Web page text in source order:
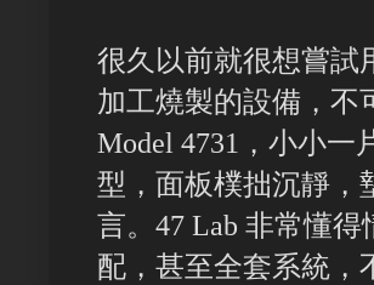
很久以前就很想嘗試
加工燒製的設備，不
Model 4731，小小一
型，面板樸拙沉靜，
言。47 Lab 非常懂
配，甚至全套系統，